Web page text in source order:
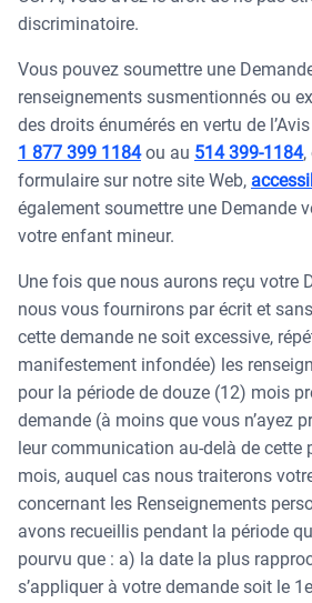
discriminatoire.
Vous pouvez soumettre une
renseignements susmentionnés ou
des droits énumérés en vertu de
1 877 399 1184ou au 514 399-1184,
formulaire sur notre site Web,
également soumettre une Demande
votre enfant mineur.
Une fois que nous aurons reçu votre
nous vous fournirons par écrit et
cette demande ne soit excessive,
manifestement infondée) les
pour la période de douze (12) mois
demande (à moins que vous n’ayez
leur communication au-delà de cette
mois, auquel cas nous traiterons
concernant les Renseignements
avons recueillis pendant la période
pourvu que : a) la date la plus
s’appliquer à votre demande soit le